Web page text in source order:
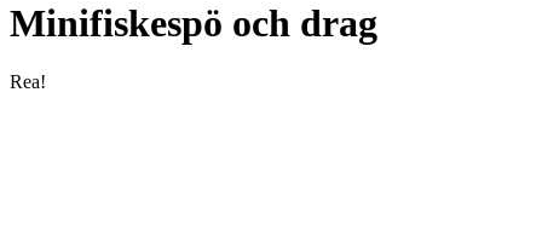
Minifiskespö och drag
Rea!